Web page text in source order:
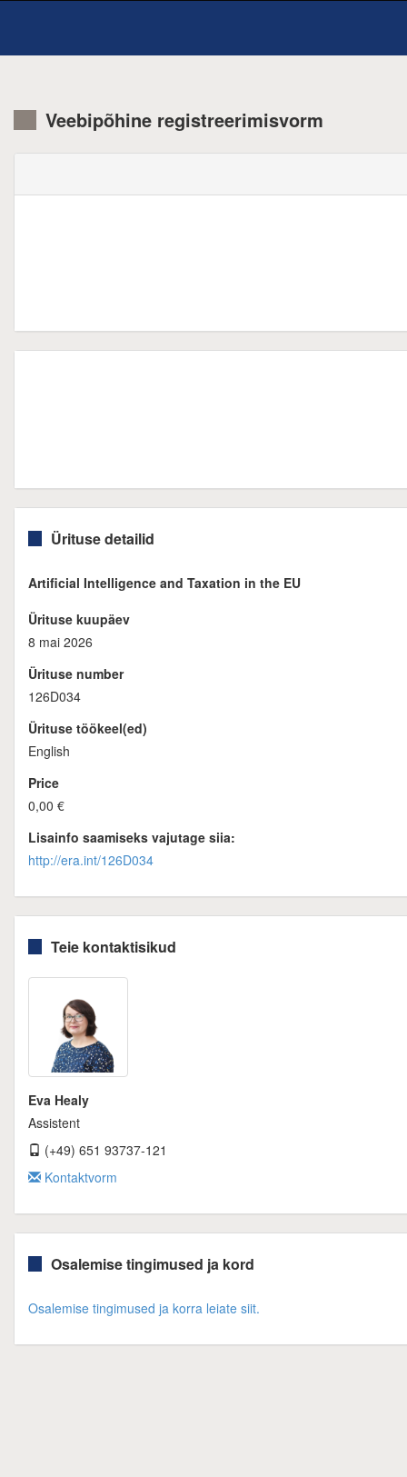
Veebipõhine registreerimisvorm
Ürituse detailid
Artificial Intelligence and Taxation in the EU
Ürituse kuupäev
8 mai 2026
Ürituse number
126D034
Ürituse töökeel(ed)
English
Price
0,00 €
Lisainfo saamiseks vajutage siia:
http://era.int/126D034
Teie kontaktisikud
Eva Healy
Assistent
(+49) 651 93737-121
Kontaktvorm
Osalemise tingimused ja kord
Osalemise tingimused ja korra leiate siit.